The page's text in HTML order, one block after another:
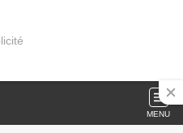
MENU